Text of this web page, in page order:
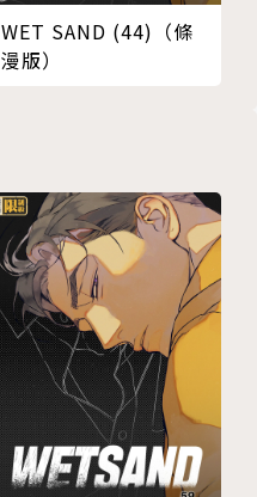
WET SAND (44)（條
漫版）